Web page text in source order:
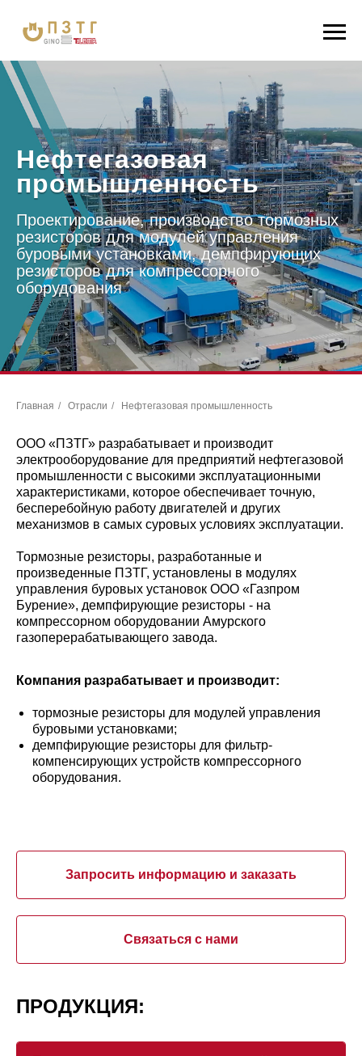
Нефтегазовая
промышленность
Проектирование, производство тормозных
резисторов для модулей управления
буровыми установками, демпфирующих
резисторов для компрессорного
оборудования
Главная / Отрасли / Нефтегазовая промышленность
ООО «ПЗТГ» разрабатывает и производит
электрооборудование для предприятий нефтегазовой
промышленности с высокими эксплуатационными
характеристиками, которое обеспечивает точную,
бесперебойную работу двигателей и других
механизмов в самых суровых условиях эксплуатации.
Тормозные резисторы, разработанные и
произведенные ПЗТГ, установлены в модулях
управления буровых установок ООО «Газпром
Бурение», демпфирующие резисторы - на
компрессорном оборудовании Амурского
газоперерабатывающего завода.
Компания разрабатывает и производит:
тормозные резисторы для модулей управления
буровыми установками;
демпфирующие резисторы для фильтр-
компенсирующих устройств компрессорного
оборудования.
Запросить информацию и заказать
Связаться с нами
ПРОДУКЦИЯ: